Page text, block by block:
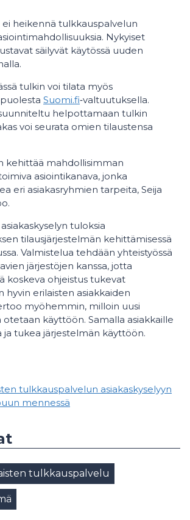
ei heikennä tulkkauspalvelun
Nykyiset
säilyvät käytössä uuden
tulkin voi tilata myös
Suomi.fi‑valtuutuksella.
helpottamaan tulkin
voi seurata omien tilaustensa
kehittää mahdollisimman
asiointikanava, jonka
eri asiakasryhmien tarpeita, Seija
tuloksia
tilausjärjestelmän kehittämisessä
Valmistelua tehdään yhteistyössä
järjestöjen kanssa, jotta
koskeva ohjeistus tukevat
hyvin erilaisten asiakkaiden
myöhemmin, milloin uusi
käyttöön. Samalla asiakkaille
ja tukea järjestelmän käyttöön.
tulkkauspalvelun asiakaskyselyyn
mennessä
tulkkauspalvelu